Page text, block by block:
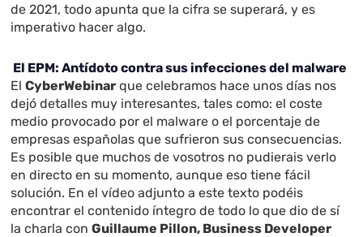
de 2021, todo apunta que la cifra se superará, y es
imperativo hacer algo.
El EPM: Antídoto contra sus infecciones del malware
ElCyberWebinar que celebramos hace unos días nos
dejó detalles muy interesantes, tales como: el coste
medio provocado por el malware o el porcentaje de
empresas españolas que sufrieron sus consecuencias.
Es posible que muchos de vosotros no pudierais verlo
en directo en su momento, aunque eso tiene fácil
solución. En el vídeo adjunto a este texto podéis
encontrar el contenido íntegro de todo lo que dio de sí
la charla conGuillaume Pillon, Business Developer